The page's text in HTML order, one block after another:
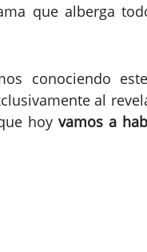
que alberga
conociendo
al
hoy vamos a